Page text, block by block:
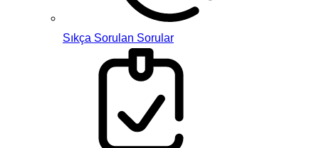
Sıkça Sorulan Sorular